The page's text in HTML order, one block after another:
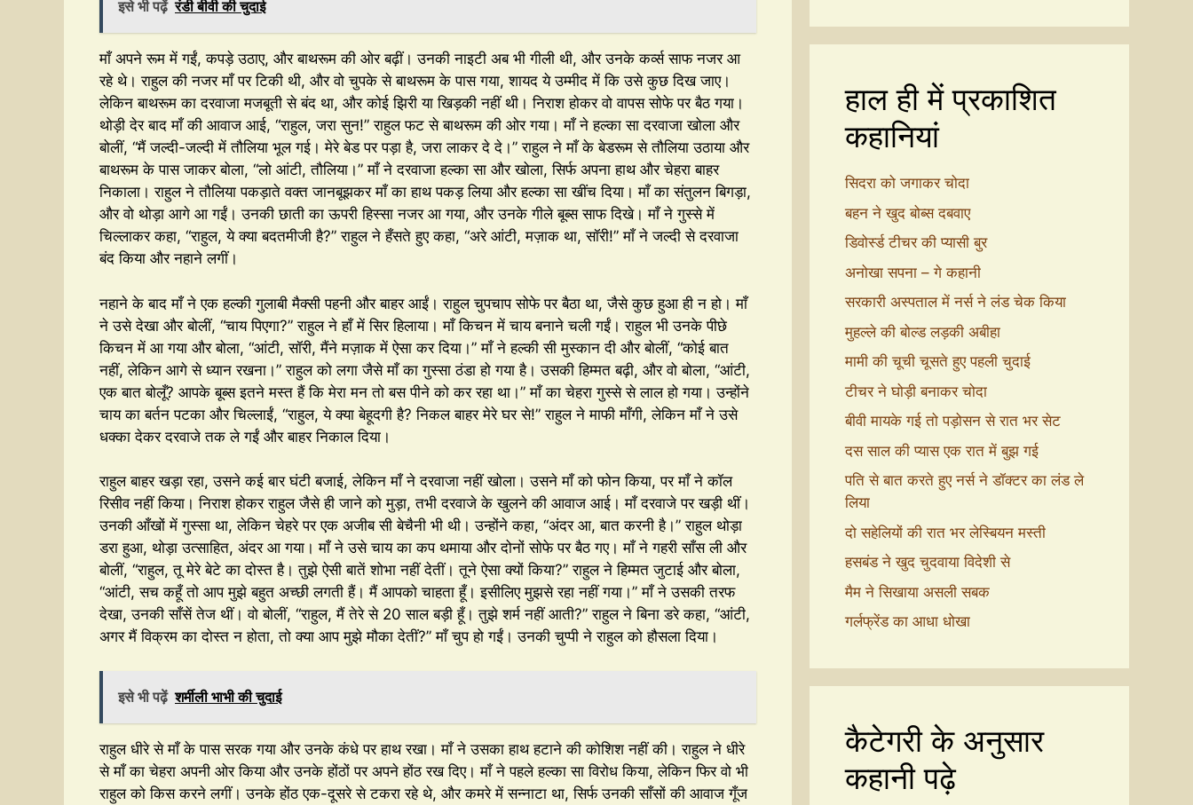
इसे भी पढ़ें रंडी बीवी की चुदाई
माँ अपने रूम में गईं, कपड़े उठाए, और बाथरूम की ओर बढ़ीं। उनकी नाइटी अब भी गीली थी, और उनके कर्व्स साफ नजर आ
रहे थे। राहुल की नजर माँ पर टिकी थी, और वो चुपके से बाथरूम के पास गया, शायद ये उम्मीद में कि उसे कुछ दिख जाए।
लेकिन बाथरूम का दरवाजा मजबूती से बंद था, और कोई झिरी या खिड़की नहीं थी। निराश होकर वो वापस सोफे पर बैठ गया।
थोड़ी देर बाद माँ की आवाज आई, “राहुल, जरा सुन!” राहुल फट से बाथरूम की ओर गया। माँ ने हल्का सा दरवाजा खोला और
बोलीं, “मैं जल्दी-जल्दी में तौलिया भूल गई। मेरे बेड पर पड़ा है, जरा लाकर दे दे।” राहुल ने माँ के बेडरूम से तौलिया उठाया और
बाथरूम के पास जाकर बोला, “लो आंटी, तौलिया।” माँ ने दरवाजा हल्का सा और खोला, सिर्फ अपना हाथ और चेहरा बाहर
निकाला। राहुल ने तौलिया पकड़ाते वक्त जानबूझकर माँ का हाथ पकड़ लिया और हल्का सा खींच दिया। माँ का संतुलन बिगड़ा,
और वो थोड़ा आगे आ गईं। उनकी छाती का ऊपरी हिस्सा नजर आ गया, और उनके गीले बूब्स साफ दिखे। माँ ने गुस्से में
चिल्लाकर कहा, “राहुल, ये क्या बदतमीजी है?” राहुल ने हँसते हुए कहा, “अरे आंटी, मज़ाक था, सॉरी!” माँ ने जल्दी से दरवाजा
बंद किया और नहाने लगीं।
नहाने के बाद माँ ने एक हल्की गुलाबी मैक्सी पहनी और बाहर आईं। राहुल चुपचाप सोफे पर बैठा था, जैसे कुछ हुआ ही न हो। माँ
ने उसे देखा और बोलीं, “चाय पिएगा?” राहुल ने हाँ में सिर हिलाया। माँ किचन में चाय बनाने चली गईं। राहुल भी उनके पीछे
किचन में आ गया और बोला, “आंटी, सॉरी, मैंने मज़ाक में ऐसा कर दिया।” माँ ने हल्की सी मुस्कान दी और बोलीं, “कोई बात
नहीं, लेकिन आगे से ध्यान रखना।” राहुल को लगा जैसे माँ का गुस्सा ठंडा हो गया है। उसकी हिम्मत बढ़ी, और वो बोला, “आंटी,
एक बात बोलूँ? आपके बूब्स इतने मस्त हैं कि मेरा मन तो बस पीने को कर रहा था।” माँ का चेहरा गुस्से से लाल हो गया। उन्होंने
चाय का बर्तन पटका और चिल्लाईं, “राहुल, ये क्या बेहूदगी है? निकल बाहर मेरे घर से!” राहुल ने माफी माँगी, लेकिन माँ ने उसे
धक्का देकर दरवाजे तक ले गईं और बाहर निकाल दिया।
राहुल बाहर खड़ा रहा, उसने कई बार घंटी बजाई, लेकिन माँ ने दरवाजा नहीं खोला। उसने माँ को फोन किया, पर माँ ने कॉल
रिसीव नहीं किया। निराश होकर राहुल जैसे ही जाने को मुड़ा, तभी दरवाजे के खुलने की आवाज आई। माँ दरवाजे पर खड़ी थीं।
उनकी आँखों में गुस्सा था, लेकिन चेहरे पर एक अजीब सी बेचैनी भी थी। उन्होंने कहा, “अंदर आ, बात करनी है।” राहुल थोड़ा
डरा हुआ, थोड़ा उत्साहित, अंदर आ गया। माँ ने उसे चाय का कप थमाया और दोनों सोफे पर बैठ गए। माँ ने गहरी साँस ली और
बोलीं, “राहुल, तू मेरे बेटे का दोस्त है। तुझे ऐसी बातें शोभा नहीं देतीं। तूने ऐसा क्यों किया?” राहुल ने हिम्मत जुटाई और बोला,
“आंटी, सच कहूँ तो आप मुझे बहुत अच्छी लगती हैं। मैं आपको चाहता हूँ। इसीलिए मुझसे रहा नहीं गया।” माँ ने उसकी तरफ
देखा, उनकी साँसें तेज थीं। वो बोलीं, “राहुल, मैं तेरे से 20 साल बड़ी हूँ। तुझे शर्म नहीं आती?” राहुल ने बिना डरे कहा, “आंटी,
अगर मैं विक्रम का दोस्त न होता, तो क्या आप मुझे मौका देतीं?” माँ चुप हो गईं। उनकी चुप्पी ने राहुल को हौसला दिया।
इसे भी पढ़ें शर्मीली भाभी की चुदाई
राहुल धीरे से माँ के पास सरक गया और उनके कंधे पर हाथ रखा। माँ ने उसका हाथ हटाने की कोशिश नहीं की। राहुल ने धीरे
से माँ का चेहरा अपनी ओर किया और उनके होंठों पर अपने होंठ रख दिए। माँ ने पहले हल्का सा विरोध किया, लेकिन फिर वो भी
राहुल को किस करने लगीं। उनके होंठ एक-दूसरे से टकरा रहे थे, और कमरे में सन्नाटा था, सिर्फ उनकी साँसों की आवाज गूँज
हाल ही में प्रकाशित
कहानियां
सिदरा को जगाकर चोदा
बहन ने खुद बोब्स दबवाए
डिवोर्स्ड टीचर की प्यासी बुर
अनोखा सपना – गे कहानी
सरकारी अस्पताल में नर्स ने लंड चेक किया
मुहल्ले की बोल्ड लड़की अबीहा
मामी की चूची चूसते हुए पहली चुदाई
टीचर ने घोड़ी बनाकर चोदा
बीवी मायके गई तो पड़ोसन से रात भर सेट
दस साल की प्यास एक रात में बुझ गई
पति से बात करते हुए नर्स ने डॉक्टर का लंड ले
लिया
दो सहेलियों की रात भर लेस्बियन मस्ती
हसबंड ने खुद चुदवाया विदेशी से
मैम ने सिखाया असली सबक
गर्लफ्रेंड का आधा धोखा
कैटेगरी के अनुसार
कहानी पढ़े